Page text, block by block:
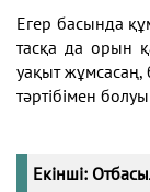
Егер басында
тасқа да орын
уақыт жұмсасаң,
тәртібімен
Екінші: